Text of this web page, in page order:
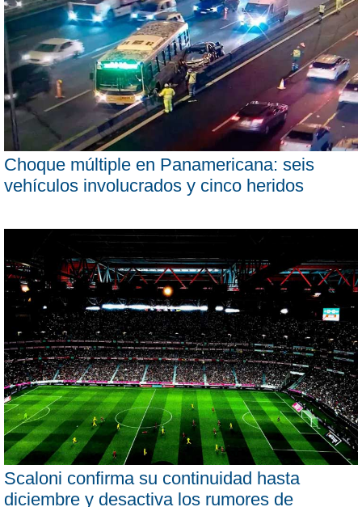
Choque múltiple en Panamericana: seis
vehículos involucrados y cinco heridos
Scaloni confirma su continuidad hasta
diciembre y desactiva los rumores de